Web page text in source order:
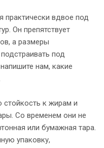
практически вдвое под
Он препятствует
а размеры
под
нам, какие
к жирам и
Со временем они не
или бумажная тара.
упаковку,